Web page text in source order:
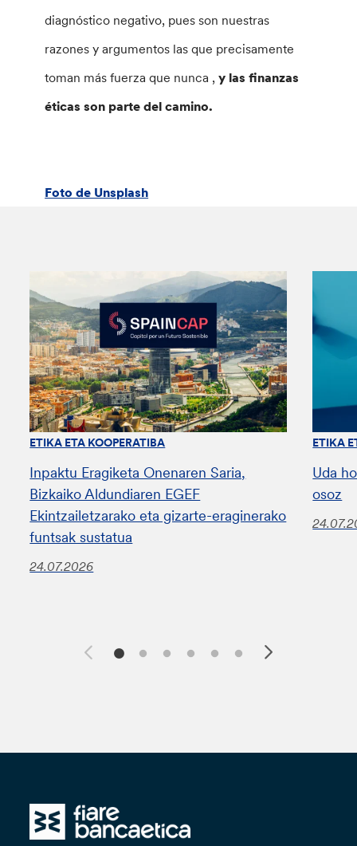
diagnóstico negativo, pues son nuestras
razones y argumentos las que precisamente
toman más fuerza que nunca , y las finanzas
éticas son parte del camino.
Foto de Unsplash
ETIKA ETA KOOPERATIBA
Inpaktu Eragiketa Onenaren Saria,
Bizkaiko Aldundiaren EGEF
Ekintzailetzarako eta gizarte-eraginerako
funtsak sustatua
24.07.2026
ETIKA
Uda
osoz